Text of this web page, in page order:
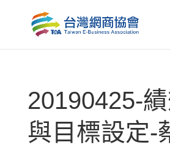
20190425-
與目標設定-